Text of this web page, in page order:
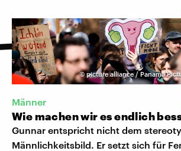
©picture alliance / Panama
Männer
Wie machen wir es endlich
Gunnar entspricht nicht dem
Männlichkeitsbild. Er setzt sich für